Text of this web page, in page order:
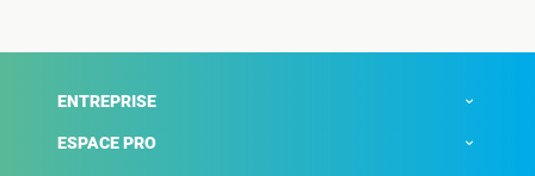
ENTREPRISE
ESPACE PRO